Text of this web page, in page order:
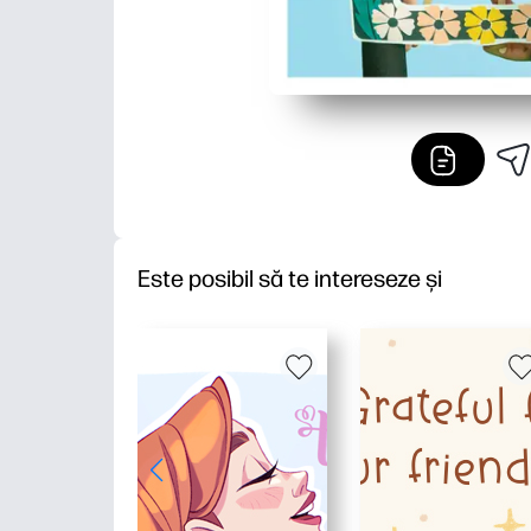
Este posibil să te intereseze și